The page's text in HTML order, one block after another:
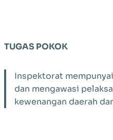
TUGAS POKOK
Inspektorat
dan mengawasi
kewenangan daerah